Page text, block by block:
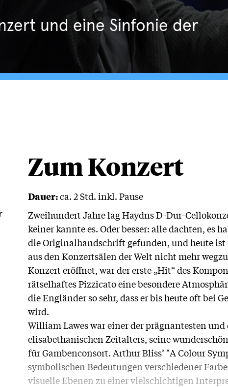
und eine Sinfonie der
Zum Konzert
Dauer:ca. 2 Std. inkl. Pause
Zweihundert Jahre lag Haydns D-Dur-
keiner kannte es. Oder besser: alle dachten, es
die Originalhandschrift gefunden, und heute
aus den Konzertsälen der Welt nicht mehr
Konzert eröffnet, war der erste „Hit“ des
rätselhaftes Pizzicato eine besondere
die Engländer so sehr, dass er bis heute oft bei
wird.
William Lawes war einer der prägnantesten
elisabethanischen Zeitalters, seine
für Gambenconsort. Arthur Bliss’ "A Colour
symbolischen Bedeutungen verschiedener
visuelle Ebenen zu einer vielschichtigen